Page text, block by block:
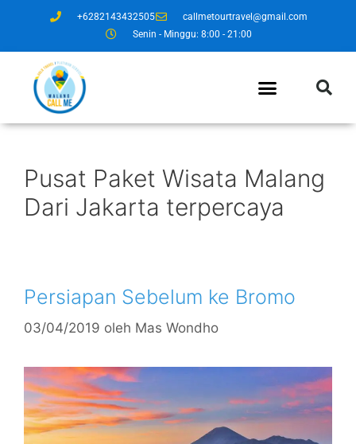
+6282143432505
callmetourtravel@gmail.com
Senin - Minggu: 8:00 - 21:00
Pusat Paket Wisata Malang
Dari Jakarta terpercaya
Persiapan Sebelum ke Bromo
03/04/2019 oleh Mas Wondho